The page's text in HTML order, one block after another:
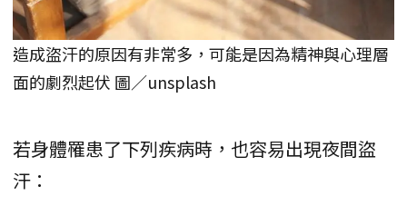
造成盜汗的原因有非常多，可能是因為精神與心理層
面的劇烈起伏 圖／unsplash
若身體罹患了下列疾病時，也容易出現夜間盜
汗：